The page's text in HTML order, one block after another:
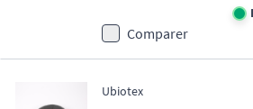
Comparer
Ubiotex